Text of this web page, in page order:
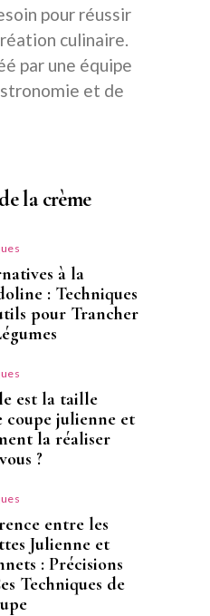
pour réussir
culinaire.
par une équipe
et de
la crème
à la
: Techniques
pour Trancher
est la taille
coupe julienne et
la réaliser
?
entre les
Julienne et
: Précisions
Techniques de